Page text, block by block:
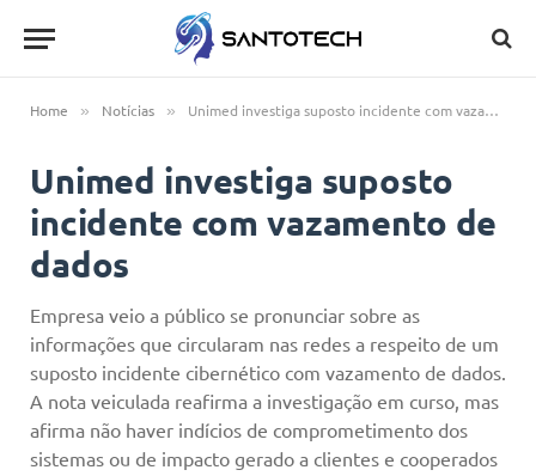
Home » Notícias » Unimed investiga suposto incidente com vazamento de dados
Unimed investiga suposto
incidente com vazamento de
dados
Empresa veio a público se pronunciar sobre as
informações que circularam nas redes a respeito de um
suposto incidente cibernético com vazamento de dados.
A nota veiculada reafirma a investigação em curso, mas
afirma não haver indícios de comprometimento dos
sistemas ou de impacto gerado a clientes e cooperados